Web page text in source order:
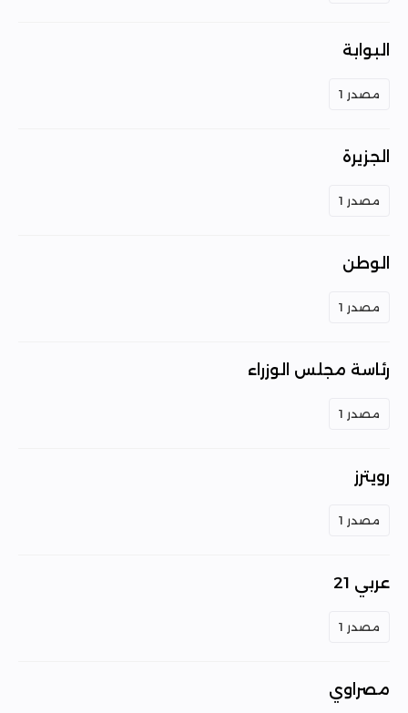
البوابة
مصدر 1
الجزيرة
مصدر 1
الوطن
مصدر 1
رئاسة مجلس الوزراء
مصدر 1
رويترز
مصدر 1
عربي 21
مصدر 1
مصراوي